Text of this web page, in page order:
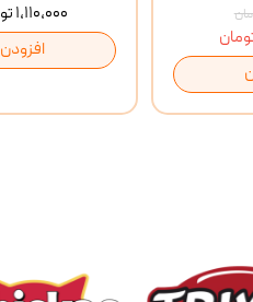
۱,۱۱۰,۰۰۰ تومان
افزودن